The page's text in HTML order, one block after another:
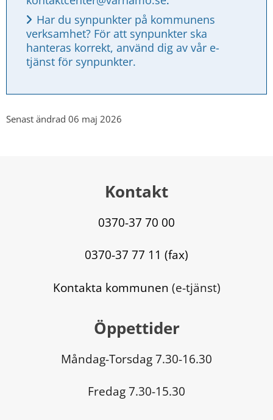
Har du synpunkter på kommunens
verksamhet? För att synpunkter ska
hanteras korrekt, använd dig av vår e-
tjänst för synpunkter.
Senast ändrad 06 maj 2026
Kontakt
0370-37 70 00
0370-37 77 11 (fax)
Kontakta kommunen (e-tjänst)
Öppettider
Måndag-Torsdag 7.30-16.30
Fredag 7.30-15.30